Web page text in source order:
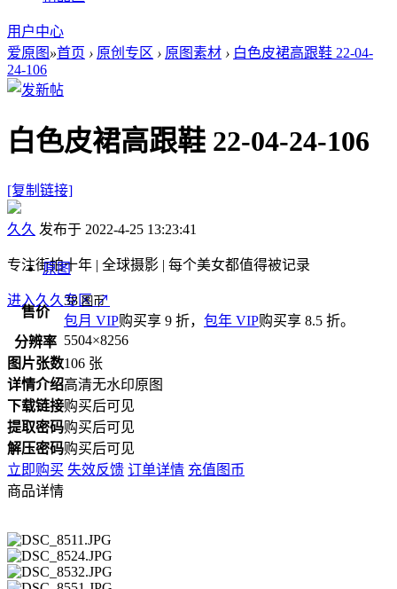
用户中心
爱原图 »首页 › 原创专区 › 原图素材 › 白色皮裙高跟鞋 22-04-
24-106
白色皮裙高跟鞋 22-04-24-106
[复制链接]
久久 发布于 2022-4-25 13:23:41
专注街拍十年 | 全球摄影 | 每个美女都值得被记录
进入久久专区↗
原图
售价
38图币
包月 VIP购买享 9 折， 包年 VIP购买享 8.5 折。
分辨率 5504×8256
图片张数106 张
详情介绍高清无水印原图
下载链接购买后可见
提取密码购买后可见
解压密码购买后可见
立即购买 失效反馈 订单详情 充值图币
商品详情